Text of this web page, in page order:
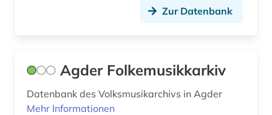
e.t.a. (1)
edition (6)
Zur Datenbank
Agder Folkemusikkarkiv
Datenbank des Volksmusikarchivs in Agder
Mehr Informationen